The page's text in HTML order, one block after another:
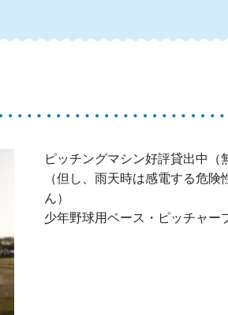
ピッチングマシン好評貸出中（
（但し、雨天時は感電する危
ん）
少年野球用ベース・ピッチャー